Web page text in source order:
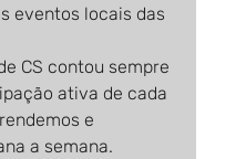
eventos locais das
CS contou sempre
ativa de cada
e
a semana.